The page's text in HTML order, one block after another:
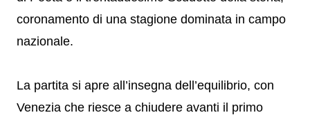
coronamento di una stagione dominata in campo
nazionale.
La partita si apre all’insegna dell’equilibrio, con
Venezia che riesce a chiudere avanti il primo